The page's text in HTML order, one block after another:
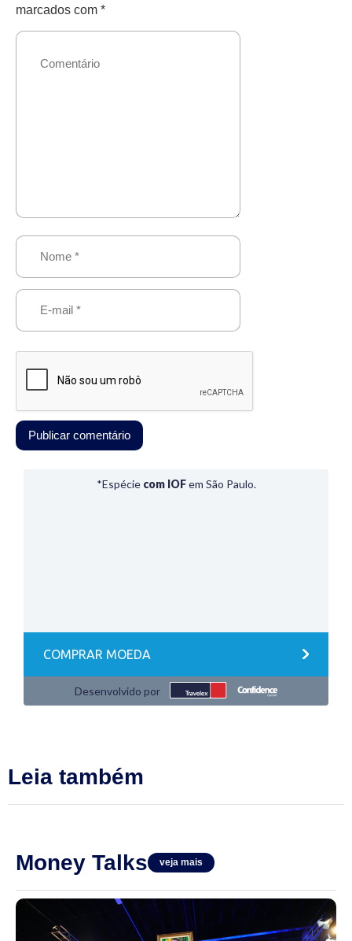
marcados com *
Leia também
Money Talks veja mais